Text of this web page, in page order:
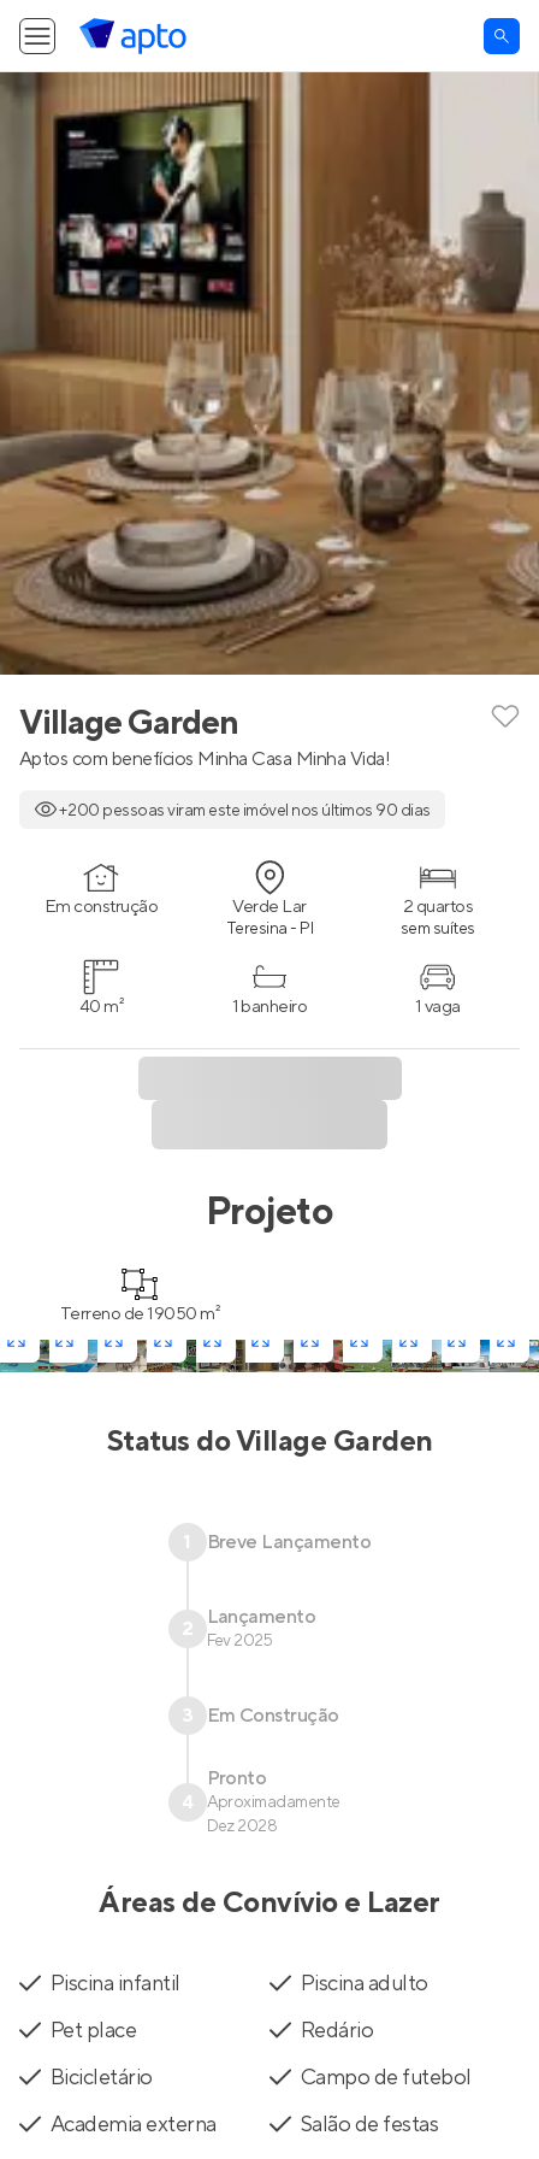
Village Garden
Aptos com benefícios Minha Casa Minha Vida!
+200 pessoas viram este imóvel nos últimos 90 dias
Em construção Verde Lar
Teresina - PI
2 quartos
sem suítes
40 m² 1 banheiro 1 vaga
Projeto
Terreno de 19050 m²
Status doVillage Garden
1 Breve Lançamento
2 Lançamento
Fev 2025
3 Em Construção
4
Pronto
Aproximadamente
Dez 2028
Áreas de Convívio e Lazer
Piscina infantil
Piscina adulto
Pet place
Redário
Bicicletário
Campo de futebol
Academia externa
Salão de festas